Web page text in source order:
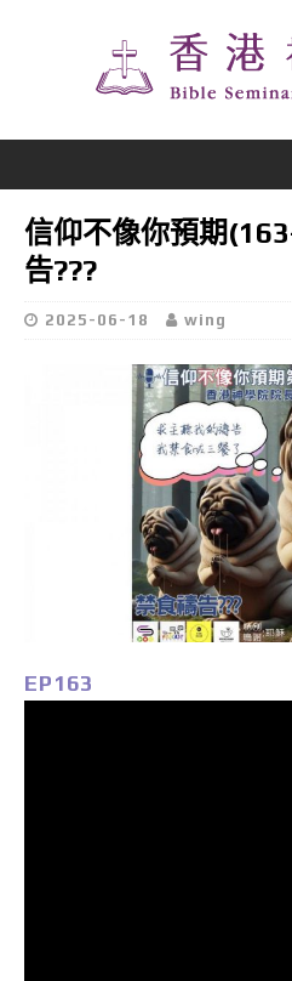
信仰不像你預期
告???
2025-06-18 wing
EP163